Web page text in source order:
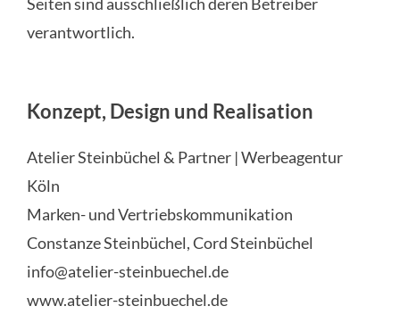
verantwortlich.
Konzept, Design und Realisation
Atelier Steinbüchel & Partner | Werbeagentur
Köln
Marken- und Vertriebskommunikation
Constanze Steinbüchel, Cord Steinbüchel
info@atelier-steinbuechel.de
www.atelier-steinbuechel.de